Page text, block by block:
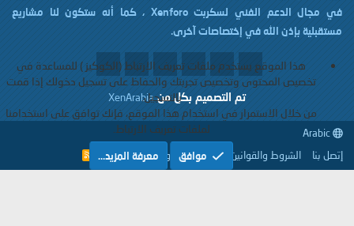
في مجال الدعم الفني لسكربت Xenforo ، كما أنه ستكون لنا مشاريع
مستقبلية بإذن الله في إختصاصات آخرى.
تم التصميم بكلمنXenArabia
إتصل بنا
الشروط والقوانين سياسة الخصوصية مساعدة
R
هذا الموقع يستخدم ملفات تعريف الارتباط (الكوكيز ) للمساعدة في
تخصيص المحتوى وتخصيص تجربتك والحفاظ على تسجيل دخولك إذا قمت
بالتسجيل.
من خلال الاستمرار في استخدام هذا الموقع، فإنك توافق على استخدامنا
لملفات تعريف الارتباط.
موافق معرفة المزيد…